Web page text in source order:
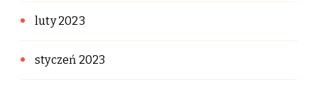
luty 2023
styczeń 2023